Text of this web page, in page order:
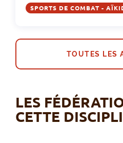
SPORTS DE COMBAT -
TOUTES LES
LES
CETTE